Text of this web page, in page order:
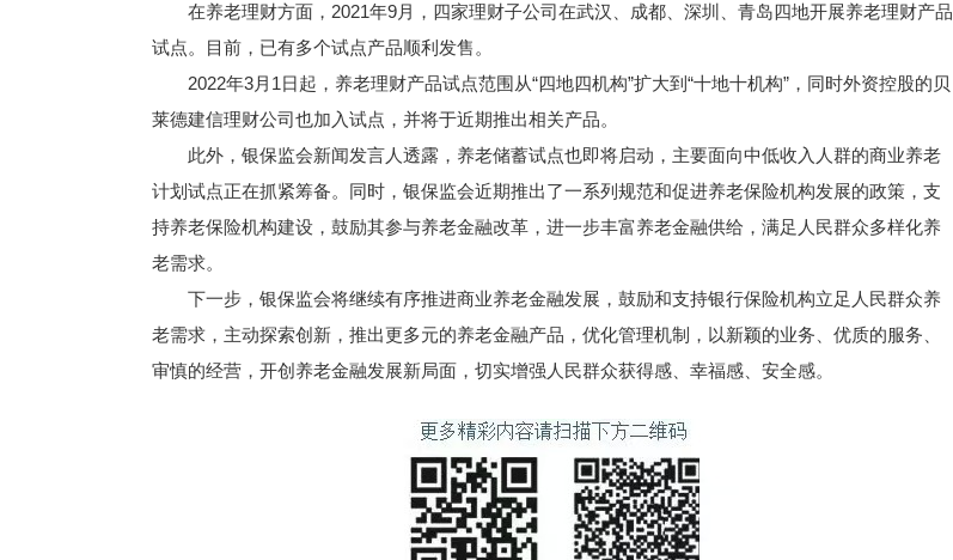
在养老理财方面，2021年9月，四家理财子公司在武汉、成都、深圳、青岛四地开展养老理财产品
试点。目前，已有多个试点产品顺利发售。
2022年3月1日起，养老理财产品试点范围从“四地四机构”扩大到“十地十机构”，同时外资控股的贝
莱德建信理财公司也加入试点，并将于近期推出相关产品。
此外，银保监会新闻发言人透露，养老储蓄试点也即将启动，主要面向中低收入人群的商业养老
计划试点正在抓紧筹备。同时，银保监会近期推出了一系列规范和促进养老保险机构发展的政策，支
持养老保险机构建设，鼓励其参与养老金融改革，进一步丰富养老金融供给，满足人民群众多样化养
老需求。
下一步，银保监会将继续有序推进商业养老金融发展，鼓励和支持银行保险机构立足人民群众养
老需求，主动探索创新，推出更多元的养老金融产品，优化管理机制，以新颖的业务、优质的服务、
审慎的经营，开创养老金融发展新局面，切实增强人民群众获得感、幸福感、安全感。